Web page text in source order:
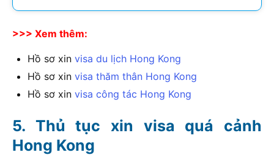
>>> Xem thêm:
Hồ sơ xin visa du lịch Hong Kong
Hồ sơ xin visa thăm thân Hong Kong
Hồ sơ xin visa công tác Hong Kong
Thủ tục xin visa quá cảnh
Hong Kong